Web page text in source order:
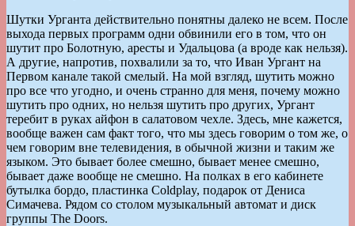
Шутки Урганта действительно понятны далеко не всем. После
выхода первых программ одни обвинили его в том, что он
шутит про Болотную, аресты и Удальцова (а вроде как нельзя).
А другие, напротив, похвалили за то, что Иван Ургант на
Первом канале такой смелый. На мой взгляд, шутить можно
про все что угодно, и очень странно для меня, почему можно
шутить про одних, но нельзя шутить про других, Ургант
теребит в руках айфон в салатовом чехле. Здесь, мне кажется,
вообще важен сам факт того, что мы здесь говорим о том же, о
чем говорим вне телевидения, в обычной жизни и таким же
языком. Это бывает более смешно, бывает менее смешно,
бывает даже вообще не смешно. На полках в его кабинете
бутылка бордо, пластинка Coldplay, подарок от Дениса
Симачева. Рядом со столом музыкальный автомат и диск
группы The Doors.